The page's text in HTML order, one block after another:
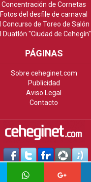
Concentración de Cornetas
Fotos del desfile de carnaval
II Concurso de Toreo de Salón
III Duatlón "Ciudad de Cehegín"
PÁGINAS
Sobre ceheginet.com
Publicidad
Aviso Legal
Contacto